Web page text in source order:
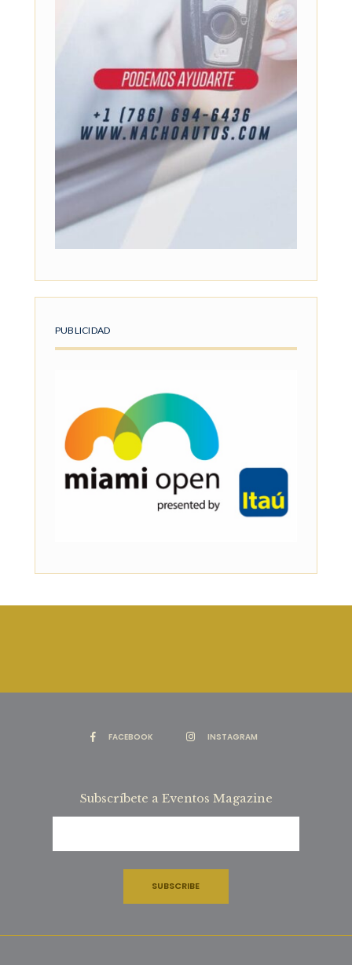
PUBLICIDAD
FACEBOOK INSTAGRAM
Subscríbete a Eventos Magazine